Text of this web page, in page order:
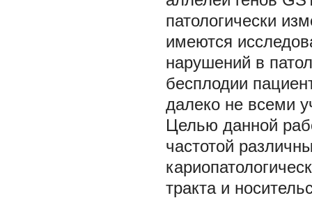
патологически
имеются
нарушений в
бесплодии
далеко не всеми
Целью данной
частотой
тракта и